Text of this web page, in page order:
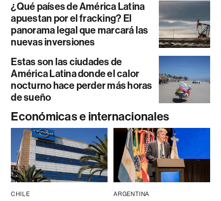
¿Qué países de América Latina
apuestan por el fracking? El
panorama legal que marcará las
nuevas inversiones
Estas son las ciudades de
América Latina donde el calor
nocturno hace perder más horas
de sueño
Económicas e internacionales
CHILE ARGENTINA